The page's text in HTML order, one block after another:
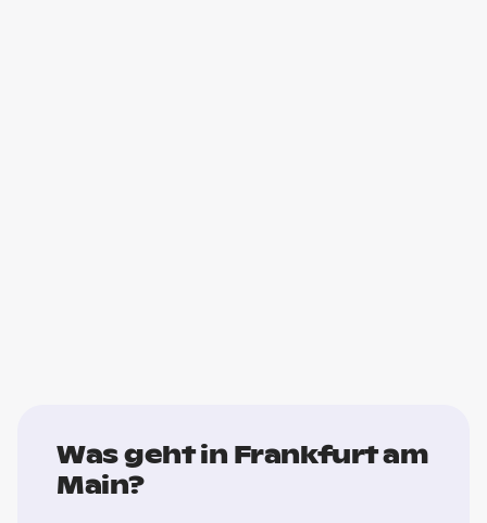
Was geht in Frankfurt am
Main?